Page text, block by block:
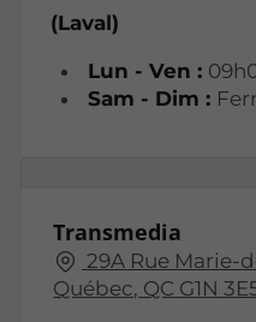
(Laval)
Lun - Ven :
Sam - Dim :
Transmedia
29A Rue Marie-
Québec, QC G1N